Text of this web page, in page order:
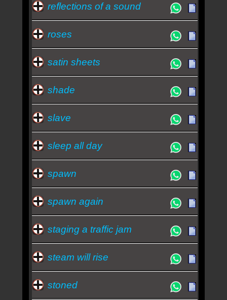
reflections of a sound
roses
satin sheets
shade
slave
sleep all day
spawn
spawn again
staging a traffic jam
steam will rise
stoned